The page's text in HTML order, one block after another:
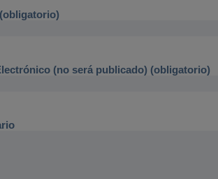
(no será publicado) (obligatorio)